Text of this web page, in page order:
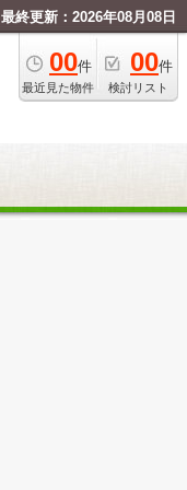
最終更新：2026年08月08日
00件
最近見た物件
00件
検討リスト